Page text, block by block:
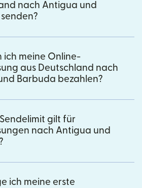
nach Antigua und
ich meine Online-
aus Deutschland nach
Barbuda bezahlen?
gilt für
nach Antigua und
ich meine erste